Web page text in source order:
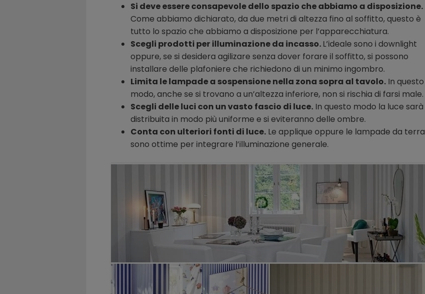
Si deve essere consapevole dello spazio che abbiamo a disposizione.
Come abbiamo dichiarato, da due metri di altezza fino al soffitto, questo è
tutto lo spazio che abbiamo a disposizione per l’apparecchiatura.
Scegli prodotti per illuminazione da incasso.L’ideale sono i downlight
oppure, se si desidera agilizare senza dover forare il soffitto, si possono
installare delle plafoniere che richiedono di un minimo ingombro.
Limita le lampade a sospensione nella zona sopra al tavolo. In questo
modo, anche se si trovano a un’altezza inferiore, non si rischia di farsi male.
Scegli delle luci con un vasto fascio di luce. In questo modo la luce sarà
distribuita in modo più uniforme e si eviteranno delle ombre.
Conta con ulteriori fonti di luce. Le applique oppure le lampade da terra
sono ottime per integrare l’illuminazione generale.